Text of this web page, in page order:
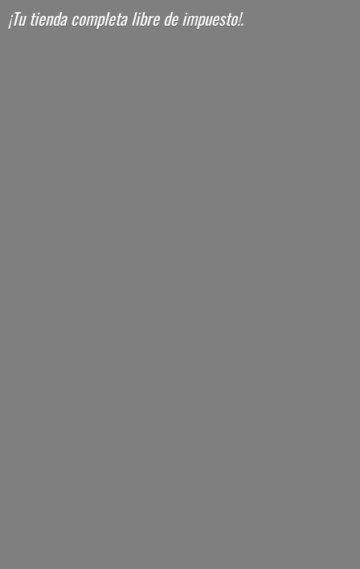
¡Tu tienda completa librede impuesto!.